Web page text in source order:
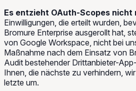
Es entzieht OAuth-Scopes nicht
Einwilligungen, die erteilt wurden,
Bromure Enterprise ausgerollt hat,
von Google Workspace, nicht bei
Maßnahme nach dem Einsatz von
Audit bestehender Drittanbieter-
Ihnen, die nächste zu verhindern,
letzte um.